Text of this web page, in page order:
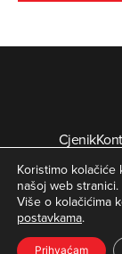
Cjenik
Arhiva
© Zagorje
Koristimo
našoj web stranici.
Više o kolačićima
postavkama.
Prihvaćam